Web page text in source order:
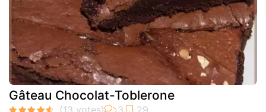
Gâteau Chocolat-Toblerone